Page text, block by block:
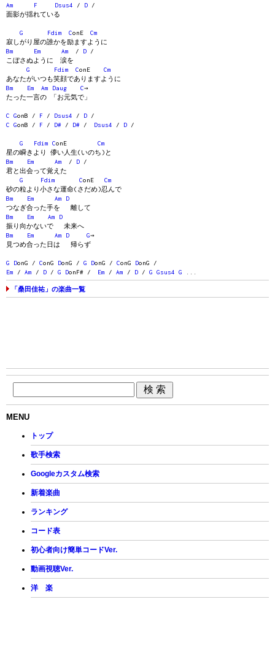
Am
F Dsus4 / D /
面影が揺れている
G Fdim ConE Cm
寂しがり屋の誰かを励ますように
Bm
Em Am / D /
こぼさぬように 涙を
G
Fdim ConE Cm
あなたがいつも笑顔でありますように
Bm
Em Am Daug C→
たった一言の 「お元気で」
C GonB / F / Dsus4 / D /
C
GonB / F / D# / D# / Dsus4 / D /
G Fdim ConE Cm
星の瞬きより 儚い人生(いのち)と
Bm
Em Am / D /
君と出会って覚えた
G
Fdim ConE Cm
砂の粒より小さな運命(さだめ)忍んで
Bm
Em Am
D
つなぎ合った手を 離して
Bm
Em Am
D
振り向かないで 未来へ
Bm
Em Am D G→
見つめ合った日は 帰らず
G DonG / ConG DonG / G DonG / ConG DonG /
Em / Am / D / G DonF# / Em / Am / D / G Gsus4 G
「桑田佳祐」の楽曲一覧
MENU
トップ
歌手検索
Googleカスタム検索
新着楽曲
ランキング
コード表
初心者向け簡単コードVer.
動画視聴Ver.
洋 楽